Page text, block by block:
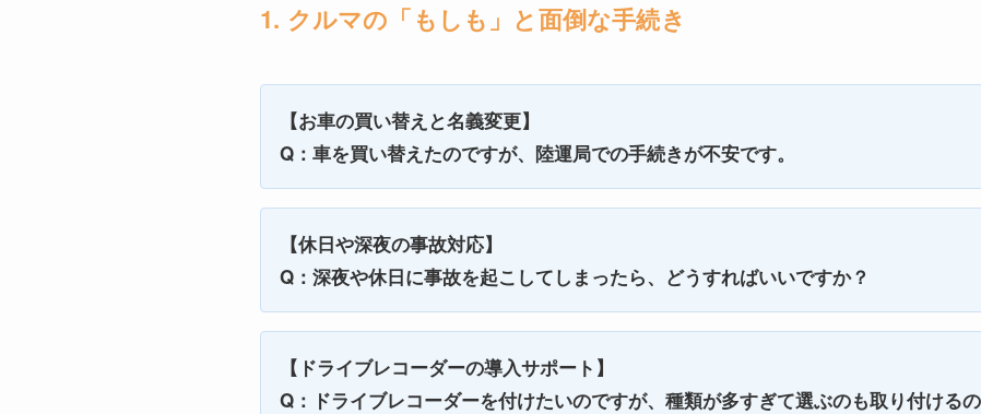
1. クルマの「もしも」と面倒な手続き
【お車の買い替えと名義変更】
Q：車を買い替えたのですが、陸運局での手続きが不安です。
【休日や深夜の事故対応】
Q：深夜や休日に事故を起こしてしまったら、どうすればいいですか？
【ドライブレコーダーの導入サポート】
Q：ドライブレコーダーを付けたいのですが、種類が多すぎて選ぶのも取り付けるの